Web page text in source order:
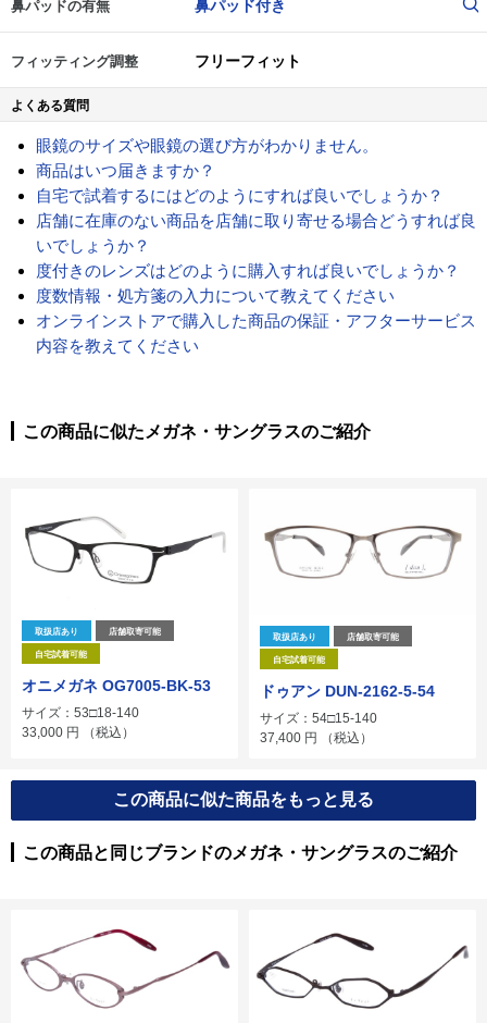
鼻パッドの有無 鼻パッド付き
フィッティング調整 フリーフィット
よくある質問
眼鏡のサイズや眼鏡の選び方がわかりません。
商品はいつ届きますか？
自宅で試着するにはどのようにすれば良いでしょうか？
店舗に在庫のない商品を店舗に取り寄せる場合どうすれば良
いでしょうか？
度付きのレンズはどのように購入すれば良いでしょうか？
度数情報・処方箋の入力について教えてください
オンラインストアで購入した商品の保証・アフターサービス
内容を教えてください
この商品に似たメガネ・サングラスのご紹介
取扱店あり 店舗取寄可能
自宅試着可能
オニメガネ OG7005-BK-53
サイズ：53□18-140
33,000 円 （税込）
取扱店あり 店舗取寄可能
自宅試着可能
ドゥアン DUN-2162-5-54
サイズ：54□15-140
37,400 円 （税込）
この商品に似た商品をもっと見る
この商品と同じブランドのメガネ・サングラスのご紹介